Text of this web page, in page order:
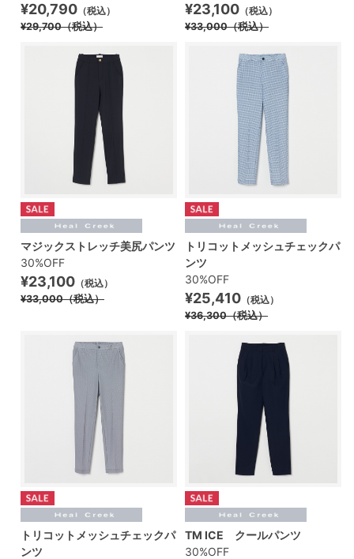
¥20,790 （税込）
¥29,700（税込）
¥23,100 （税込）
¥33,000（税込）
マジックストレッチ美尻パンツ
30%OFF
¥23,100 （税込）
¥33,000（税込）
トリコットメッシュチェックパ
ンツ
30%OFF
¥25,410 （税込）
¥36,300（税込）
トリコットメッシュチェックパ
ンツ
TM ICE クールパンツ
30%OFF